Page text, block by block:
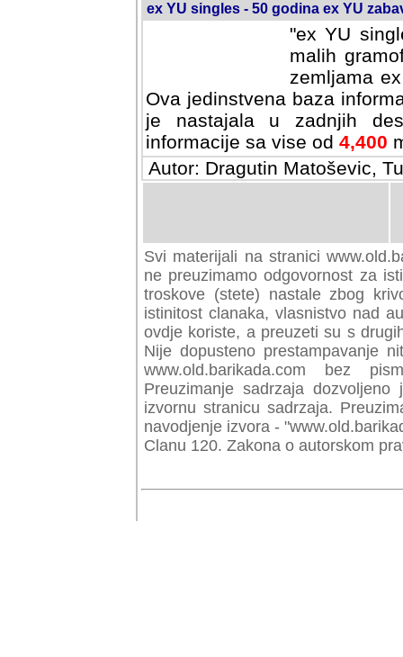
ex YU singles - 50 godina ex YU
"ex YU
malih
zemljama
Ova jedinstvena baza
je nastajala u zadnjih
informacije sa vise od 4,400
Autor: Dragutin Matoševic,
Svi materijali na stranici
preuzimamo odgovornost za
troskove (stete) nastale zbog
istinitost clanaka, vlasnistvo nad
ovdje koriste, a preuzeti su s
Nije dopusteno prestampavanje
www.old.barikada.com bez
Preuzimanje sadrzaja
izvornu stranicu sadrzaja.
navodjenje izvora -
Clanu 120. Zakona o autorskom